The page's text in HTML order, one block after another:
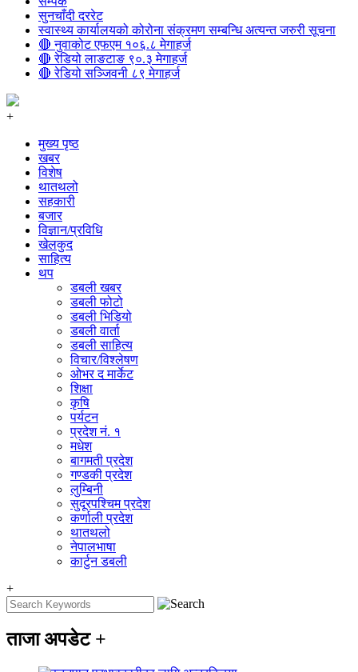
सुनचाँदी दररेट
स्वास्थ्य कार्यालयको कोरोना संक्रमण सम्बन्धि अत्यन्त जरुरी सूचना
🔴 नुवाकोट एफएम १०६.८ मेगाहर्ज
🔴 रेडियो लाङटाङ ९०.३ मेगाहर्ज
🔴 रेडियो सञ्जिवनी ८९ मेगाहर्ज
+
मुख्य पृष्ठ
खबर
विशेष
थातथलो
सहकारी
बजार
विज्ञान/प्रविधि
खेलकुद
साहित्य
थप
डबली खबर
डबली फोटो
डबली भिडियो
डबली वार्ता
डबली साहित्य
विचार/विश्‍लेषण
ओभर द मार्केट
शिक्षा
कृषि
पर्यटन
प्रदेश नं. १
मधेश
बागमती प्रदेश
गण्डकी प्रदेश
लुम्बिनी
सुदूरपश्चिम प्रदेश
कर्णाली प्रदेश
थातथलो
नेपालभाषा
कार्टुन डबली
+
ताजा अपडेट +